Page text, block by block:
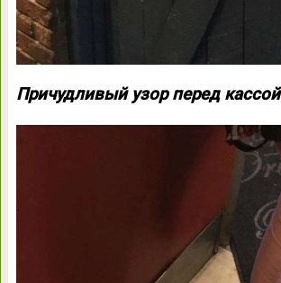
Причудливый узор перед кассой